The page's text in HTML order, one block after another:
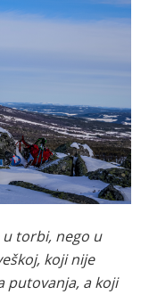
u torbi, nego u
koji nije
putovanja, a koji